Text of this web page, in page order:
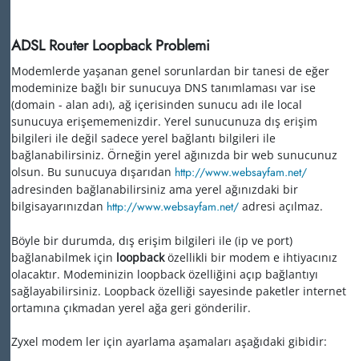
ADSL Router Loopback Problemi
Modemlerde yaşanan genel sorunlardan bir tanesi de eğer
modeminize bağlı bir sunucuya DNS tanımlaması var ise
(domain - alan adı), ağ içerisinden sunucu adı ile local
sunucuya erişememenizdir. Yerel sunucunuza dış erişim
bilgileri ile değil sadece yerel bağlantı bilgileri ile
bağlanabilirsiniz. Örneğin yerel ağınızda bir web sunucunuz
olsun. Bu sunucuya dışarıdan http://www.websayfam.net/
adresinden bağlanabilirsiniz ama yerel ağınızdaki bir
bilgisayarınızdan http://www.websayfam.net/ adresi açılmaz.
Böyle bir durumda, dış erişim bilgileri ile (ip ve port)
bağlanabilmek için loopbacközellikli bir modem e ihtiyacınız
olacaktır. Modeminizin loopback özelliğini açıp bağlantıyı
sağlayabilirsiniz. Loopback özelliği sayesinde paketler internet
ortamına çıkmadan yerel ağa geri gönderilir.
Zyxel modem ler için ayarlama aşamaları aşağıdaki gibidir: